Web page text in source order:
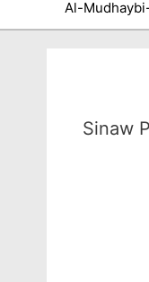
Al-
Sinaw